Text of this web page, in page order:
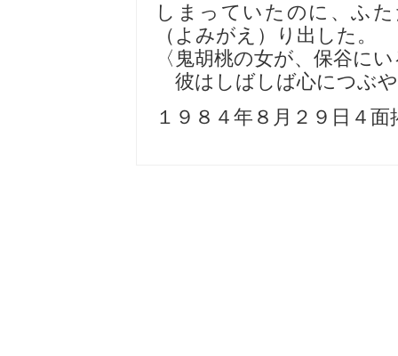
しまっていたのに、ふ
（よみがえ）り出した。
〈鬼胡桃の女が、保谷に
彼はしばしば心につぶ
１９８４年８月２９日４面